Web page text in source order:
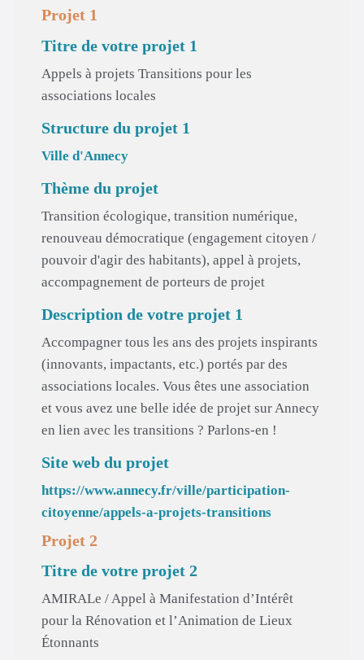
Projet 1
Titre de votre projet 1
Appels à projets Transitions pour les
associations locales
Structure du projet 1
Ville d'Annecy
Thème du projet
Transition écologique, transition numérique,
renouveau démocratique (engagement citoyen /
pouvoir d'agir des habitants), appel à projets,
accompagnement de porteurs de projet
Description de votre projet 1
Accompagner tous les ans des projets inspirants
(innovants, impactants, etc.) portés par des
associations locales. Vous êtes une association
et vous avez une belle idée de projet sur Annecy
en lien avec les transitions ? Parlons-en !
Site web du projet
https://www.annecy.fr/ville/participation-
citoyenne/appels-a-projets-transitions
Projet 2
Titre de votre projet 2
AMIRALe / Appel à Manifestation d’Intérêt
pour la Rénovation et l’Animation de Lieux
Étonnants